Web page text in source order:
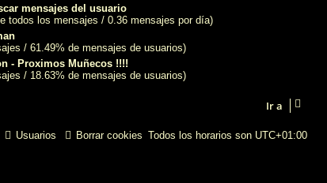
mensajes del usuario
todos los mensajes / 0.36 mensajes por día)
/ 61.49% de mensajes de usuarios)
- Proximos Muñecos !!!!
/ 18.63% de mensajes de usuarios)
Ir a
Todos los horarios son UTC+01:00
Borrar cookies
Usuarios